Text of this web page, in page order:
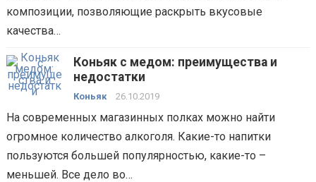
композиции, позволяющие раскрыть вкусовые
качества…
Коньяк с медом: преимущества и
недостатки
Коньяк 26.10.2019
На современных магазинных полках можно найти
огромное количество алкоголя. Какие-то напитки
пользуются большей популярностью, какие-то –
меньшей. Все дело во…